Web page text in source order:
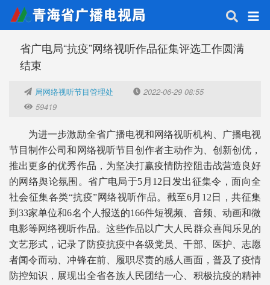
省广电局“抗疫”网络视听作品征集评选工作圆满
结束
局网络视听节目管理处
2022-06-29 08:55
59419
为进一步激励全省广播电视和网络视听机构、广播电视
节目制作公司和网络视听节目创作者主动作为、创新创优，
推出更多的优秀作品，为坚决打赢疫情防控阻击战营造良好
的网络舆论氛围。省广电局于5月12日发出征集令，面向全
社会征集各类“抗疫”网络视听作品。截至6月12日，共征集
到33家单位和6名个人报送的166件短视频、音频、动画和微
电影等网络视听作品。这些作品以广大人民群众喜闻乐见的
文艺形式，记录了防疫抗疫中各级党员、干部、医护、志愿
者闻令而动、冲锋在前、履职尽责的感人画面，普及了疫情
防控知识，展现出全省各族人民团结一心、积极抗疫的精神